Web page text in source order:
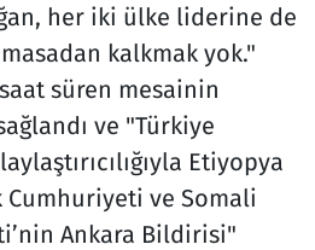
her iki ülke liderine de
kalkmak yok."
süren mesainin
ve "Türkiye
Etiyopya
Cumhuriyeti ve Somali
Ankara Bildirisi"